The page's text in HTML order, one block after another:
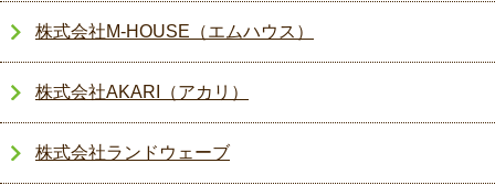
株式会社M-HOUSE（エムハウス）
株式会社AKARI（アカリ）
株式会社ランドウェーブ